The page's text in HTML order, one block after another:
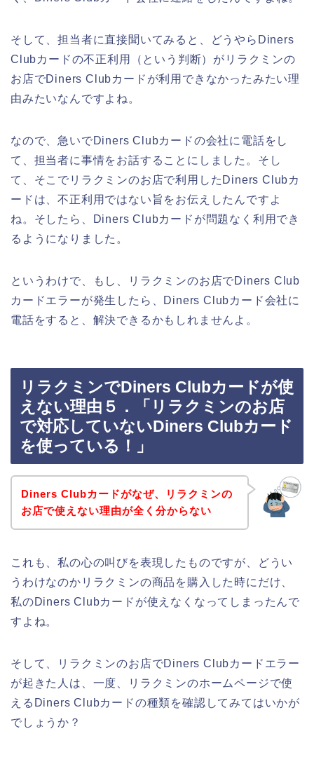
そして、担当者に直接聞いてみると、どうやらDiners
Clubカードの不正利用（という判断）がリラクミンの
お店でDiners Clubカードが利用できなかったみたい理
由みたいなんですよね。
なので、急いでDiners Clubカードの会社に電話をし
て、担当者に事情をお話することにしました。そし
て、そこでリラクミンのお店で利用したDiners Clubカ
ードは、不正利用ではない旨をお伝えしたんですよ
ね。そしたら、Diners Clubカードが問題なく利用でき
るようになりました。
というわけで、もし、リラクミンのお店でDiners Club
カードエラーが発生したら、Diners Clubカード会社に
電話をすると、解決できるかもしれませんよ。
リラクミンでDiners Clubカードが使
えない理由５．「リラクミンのお店
で対応していないDiners Clubカード
を使っている！」
Diners Clubカードがなぜ、リラクミンの
お店で使えない理由が全く分からない
これも、私の心の叫びを表現したものですが、どうい
うわけなのかリラクミンの商品を購入した時にだけ、
私のDiners Clubカードが使えなくなってしまったんで
すよね。
そして、リラクミンのお店でDiners Clubカードエラー
が起きた人は、一度、リラクミンのホームページで使
えるDiners Clubカードの種類を確認してみてはいかが
でしょうか？